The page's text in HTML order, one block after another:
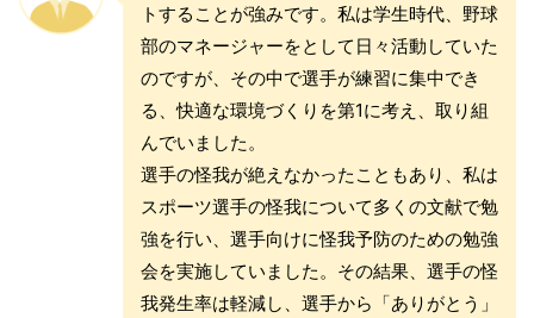
トすることが強みです。私は学生時代、野球
部のマネージャーをとして日々活動していた
のですが、その中で選手が練習に集中でき
る、快適な環境づくりを第1に考え、取り組
んでいました。
選手の怪我が絶えなかったこともあり、私は
スポーツ選手の怪我について多くの文献で勉
強を行い、選手向けに怪我予防のための勉強
会を実施していました。その結果、選手の怪
我発生率は軽減し、選手から「ありがとう」